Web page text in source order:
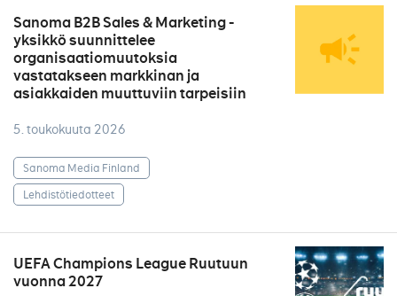
Sanoma B2B Sales & Marketing -
yksikkö suunnittelee
organisaatiomuutoksia
vastatakseen markkinan ja
asiakkaiden muuttuviin tarpeisiin
5. toukokuuta 2026
Sanoma Media Finland
Lehdistötiedotteet
UEFA Champions League Ruutuun
vuonna 2027